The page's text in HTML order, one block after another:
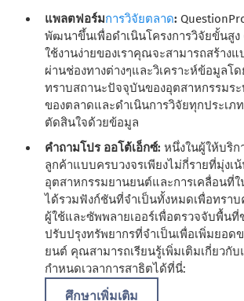
แพลตฟอร์มการวิจัยตลาด:
พัฒนาขึ้นเพื่อดําเนินโครงการวิจัยขั้นสู
ใช้งานง่ายของเราคุณจะสามารถสร้าง
ผ่านช่องทางต่างๆและวิเคราะห์ข้อมูลโด
ทราบสถานะปัจจุบันของอุตสาหกรรมร
ของตลาดและดําเนินการวิจัยทุกประเภ
ตัดสินใจด้วยข้อมูล
คําถามโปร ออโต้เอ็กซ์: หนึ่งในผู้ให้บริ
ลูกค้าแบบครบวงจรเพียงไม่กี่รายที่มุ่งเ
อุตสาหกรรมยานยนต์และการเคลื่อนที่ใ
ได้รวมฟังก์ชันที่จําเป็นทั้งหมดเพื่อทรา
ผู้ใช้และซัพพลายเออร์เพื่อตรวจจับพื้นที่
ปรับปรุงทรัพยากรที่จําเป็นเพื่อเพิ่มยอด
ยนต์ คุณสามารถเรียนรู้เพิ่มเติมเกี่ยวกั
กําหนดเวลาการสาธิตได้ที่นี่:
ศึกษาเพิ่มเติม